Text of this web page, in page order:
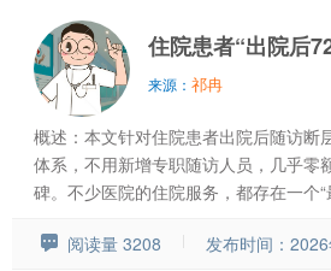
住院患者“出院后
来源： 祁冉
概述：本文针对住院患者出院后随访断
体系，不用新增专职随访人员，几乎
碑。不少医院的住院服务，都存在一个“
阅读量 3208 发布时间：